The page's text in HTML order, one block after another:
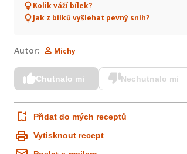
Kolik váží bílek?
Jak z bílků vyšlehat pevný sníh?
Autor: Michy
Chutnalo mi Nechutnalo mi
Přidat do mých receptů
Vytisknout recept